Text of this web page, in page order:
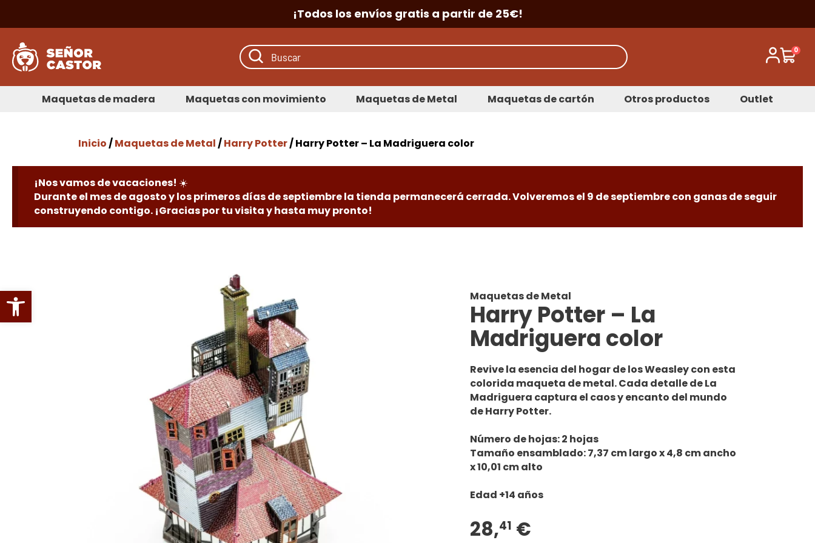
Abrir barra de herramientas
¡Todos los envíos gratis a partir de 25€!
0
Maquetas de madera Maquetas con movimiento Maquetas de Metal Maquetas de cartón Otros productos Outlet
Inicio/Maquetas de Metal/Harry Potter/ Harry Potter – La Madriguera color
¡Nos vamos de vacaciones! ☀️
Durante el mes de agosto y los primeros días de septiembre la tienda permanecerá cerrada. Volveremos el 9 de septiembre con ganas de seguir
construyendo contigo. ¡Gracias por tu visita y hasta muy pronto!
Maquetas de Metal
Harry Potter – La
Madriguera color
Revive la esencia del hogar de los Weasley con esta
colorida maqueta de metal. Cada detalle de La
Madriguera captura el caos y encanto del mundo
de Harry Potter.
Número de hojas: 2 hojas
Tamaño ensamblado: 7,37 cm largo x 4,8 cm ancho
x 10,01 cm alto
Edad +14 años
28,41 €